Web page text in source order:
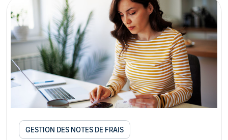
GESTION DES NOTES DE FRAIS